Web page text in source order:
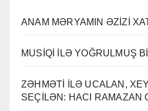
ANAM MƏRYAMIN ƏZİZİ
MUSİQİ İLƏ YOĞRULMUŞ
ZƏHMƏTİ İLƏ UCALAN,
SEÇİLƏN: HACI RAMAZAN